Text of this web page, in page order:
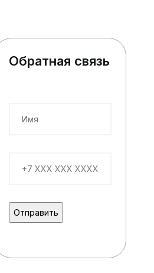
Обратная связь